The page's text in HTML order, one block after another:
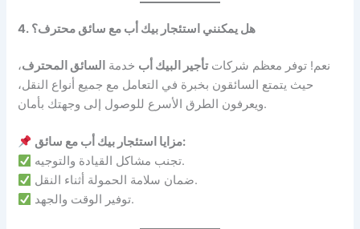
4. هل يمكنني استئجار بيك أب مع سائق محترف؟
نعم! توفر معظم شركاتتأجير البيك أب خدمة السائق المحترف،
حيث يتمتع السائقون بخبرة في التعامل مع جميع أنواع النقل،
ويعرفون الطرق الأسرع للوصول إلى وجهتك بأمان.
مزايا استئجار بيك أب مع سائق:
تجنب مشاكل القيادة والتوجيه.
ضمان سلامة الحمولة أثناء النقل.
توفير الوقت والجهد.